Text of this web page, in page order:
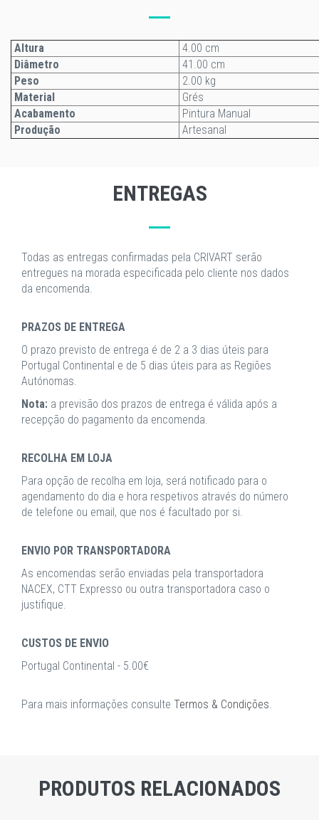
Altura
4.00 cm
Diâmetro
41.00 cm
Peso
2.00 kg
Material
Grés
Acabamento
Pintura Manual
Produção
Artesanal
ENTREGAS
Todas as entregas confirmadas pela CRIVART serão
entregues na morada especificada pelo cliente nos dados
da encomenda.
PRAZOS DE ENTREGA
O prazo previsto de entrega é de 2 a 3 dias úteis para
Portugal Continental e de 5 dias úteis para as Regiões
Autónomas.
Nota: a previsão dos prazos de entrega é válida após a
recepção do pagamento da encomenda.
RECOLHA EM LOJA
Para opção de recolha em loja, será notificado para o
agendamento do dia e hora respetivos através do número
de telefone ou email, que nos é facultado por si.
ENVIO POR TRANSPORTADORA
As encomendas serão enviadas pela transportadora
NACEX, CTT Expresso ou outra transportadora caso o
justifique.
CUSTOS DE ENVIO
Portugal Continental - 5.00€
Para mais informações consulte Termos & Condições.
PRODUTOS RELACIONADOS